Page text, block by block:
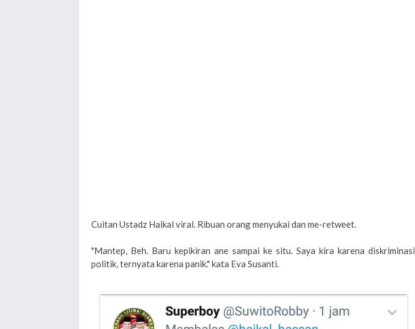
Cuitan Ustadz Haikal viral. Ribuan orang menyukai dan me-retweet.
"Mantep, Beh. Baru kepikiran ane sampai ke situ. Saya kira karena diskriminasi
politik, ternyata karena panik." kata Eva Susanti.